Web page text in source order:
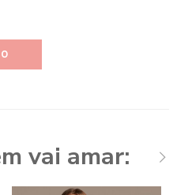
vai amar: